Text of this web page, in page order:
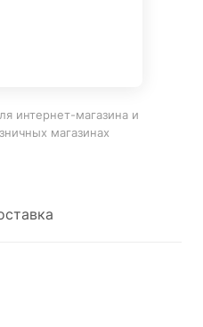
интернет-магазина и
магазинах